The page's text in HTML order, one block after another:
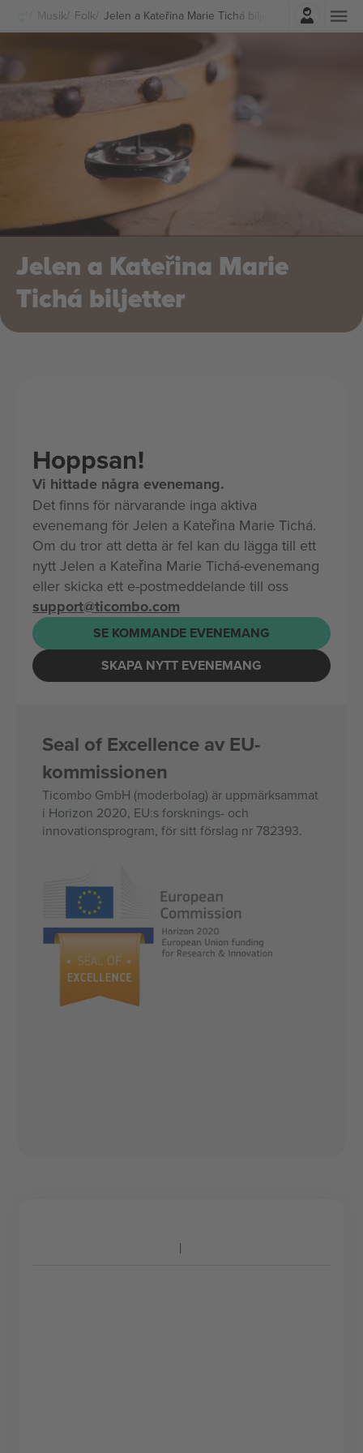
Musik Folk Jelen a Kateřina Marie Tichá biljetter
Logga in
Jelen a Kateřina Marie
Tichá biljetter
Hoppsan!
Vi hittade några evenemang.
Det finns för närvarande inga aktiva
evenemang för Jelen a Kateřina Marie Tichá.
Om du tror att detta är fel kan du lägga till ett
nytt Jelen a Kateřina Marie Tichá-evenemang
eller skicka ett e-postmeddelande till oss
support@ticombo.com
SE KOMMANDE EVENEMANG
SKAPA NYTT EVENEMANG
Seal of Excellence av EU-
kommissionen
Ticombo GmbH (moderbolag) är uppmärksammat
i Horizon 2020, EU:s forsknings- och
innovationsprogram, för sitt förslag nr 782393.